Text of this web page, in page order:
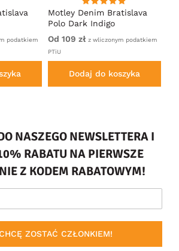
podatkiem
Motley Denim Bratislava
Polo Dark Indigo
Od 109 zł z wliczonym podatkiem
PTiU
Dodaj do koszyka
NASZEGO NEWSLETTERA I
RABATU NA PIERWSZE
Z KODEM RABATOWYM!
ZOSTAĆ CZŁONKIEM!